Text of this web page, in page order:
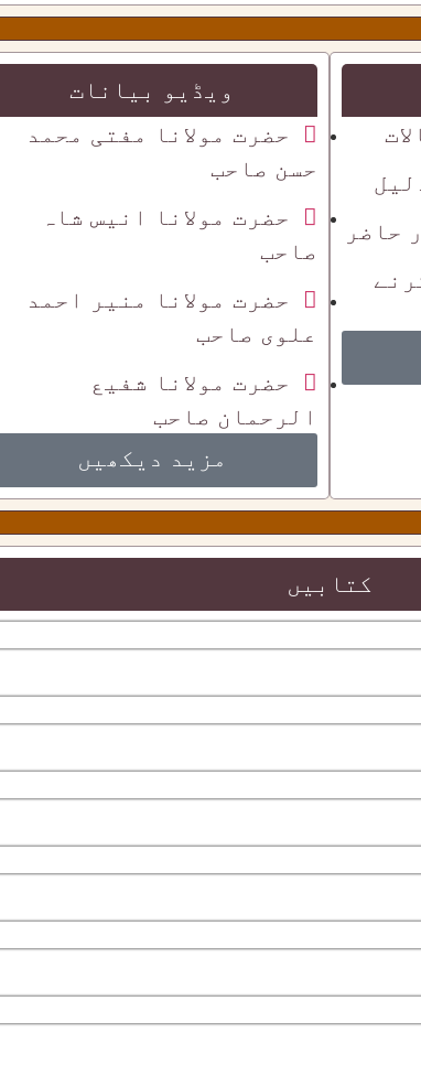
حاضر
ویڈیو بیانات
حضرت مولانا مفتی محمد
حسن صاحب
حضرت مولانا انیس شاہ
صاحب
حضرت مولانا منیر احمد
علوی صاحب
حضرت مولانا شفیع
الرحمان صاحب
مزید دیکھیں
کتابیں